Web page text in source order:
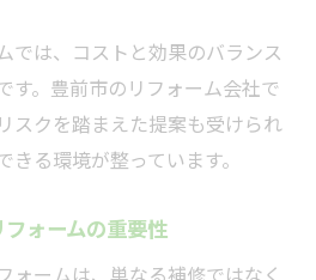
では、コストと効果のバランス
す。豊前市のリフォーム会社で
スクを踏まえた提案も受けられ
る環境が整っています。
ォームの重要性